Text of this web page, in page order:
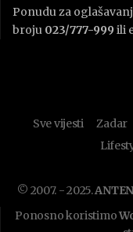
Ponudu za
broju 023/777-999 ili
Sve vijesti Zadar
© 2007. - 2025.
Ponosno koristimo